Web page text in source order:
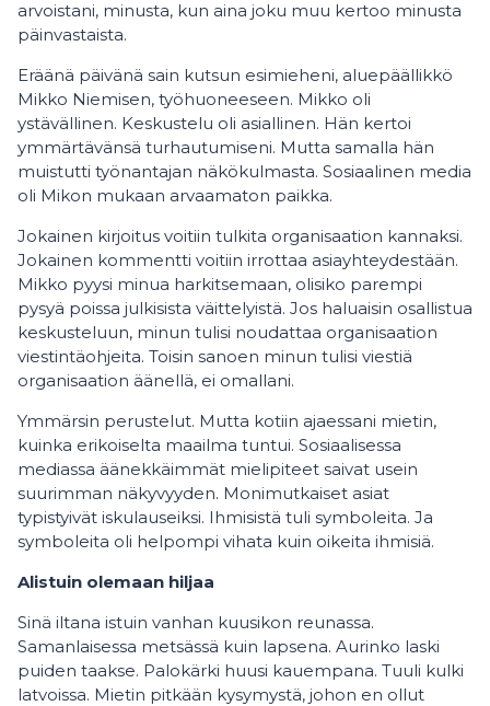
arvoistani, minusta, kun aina joku muu kertoo minusta
päinvastaista.
Eräänä päivänä sain kutsun esimieheni, aluepäällikkö
Mikko Niemisen, työhuoneeseen. Mikko oli
ystävällinen. Keskustelu oli asiallinen. Hän kertoi
ymmärtävänsä turhautumiseni. Mutta samalla hän
muistutti työnantajan näkökulmasta. Sosiaalinen media
oli Mikon mukaan arvaamaton paikka.
Jokainen kirjoitus voitiin tulkita organisaation kannaksi.
Jokainen kommentti voitiin irrottaa asiayhteydestään.
Mikko pyysi minua harkitsemaan, olisiko parempi
pysyä poissa julkisista väittelyistä. Jos haluaisin osallistua
keskusteluun, minun tulisi noudattaa organisaation
viestintäohjeita. Toisin sanoen minun tulisi viestiä
organisaation äänellä, ei omallani.
Ymmärsin perustelut. Mutta kotiin ajaessani mietin,
kuinka erikoiselta maailma tuntui. Sosiaalisessa
mediassa äänekkäimmät mielipiteet saivat usein
suurimman näkyvyyden. Monimutkaiset asiat
typistyivät iskulauseiksi. Ihmisistä tuli symboleita. Ja
symboleita oli helpompi vihata kuin oikeita ihmisiä.
Alistuin olemaan hiljaa
Sinä iltana istuin vanhan kuusikon reunassa.
Samanlaisessa metsässä kuin lapsena. Aurinko laski
puiden taakse. Palokärki huusi kauempana. Tuuli kulki
latvoissa. Mietin pitkään kysymystä, johon en ollut